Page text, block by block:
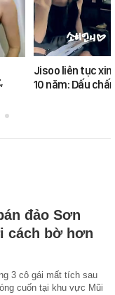
Jisoo liên tục
10 năm: Dấu
đảo Sơn
cách bờ hơn
3 cô gái mất tích sau
cuốn tại khu vực Mũi